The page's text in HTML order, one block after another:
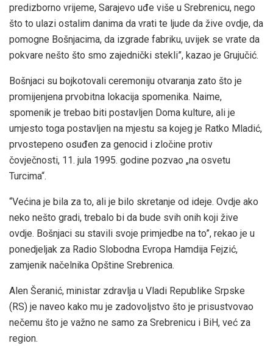
predizborno vrijeme, Sarajevo uđe više u Srebrenicu, nego
što to ulazi ostalim danima da vrati te ljude da žive ovdje, da
pomogne Bošnjacima, da izgrade fabriku, uvijek se vrate da
pokvare nešto što smo zajednički stekli”, kazao je Grujučić.
Bošnjaci su bojkotovali ceremoniju otvaranja zato što je
promijenjena prvobitna lokacija spomenika. Naime,
spomenik je trebao biti postavljen Doma kulture, ali je
umjesto toga postavljen na mjestu sa kojeg je Ratko Mladić,
prvostepeno osuđen za genocid i zločine protiv
čovječnosti, 11. jula 1995. godine pozvao „na osvetu
Turcima“.
“Većina je bila za to, ali je bilo skretanje od ideje. Ovdje ako
neko nešto gradi, trebalo bi da bude svih onih koji žive
ovdje. Bošnjaci su stavili svoje primjedbe na to”, rekao je u
ponedjeljak za Radio Slobodna Evropa Hamdija Fejzić,
zamjenik načelnika Opštine Srebrenica.
Alen Šeranić, ministar zdravlja u Vladi Republike Srpske
(RS) je naveo kako mu je zadovoljstvo što je prisustvovao
nečemu što je važno ne samo za Srebrenicu i BiH, već za
region.